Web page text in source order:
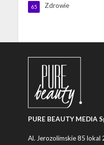
Zdrowie
65
PURE BEAUTY MEDIA
Al. Jerozolimskie 85 lokal